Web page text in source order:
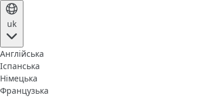
uk
Англійська
Іспанська
Німецька
Французька